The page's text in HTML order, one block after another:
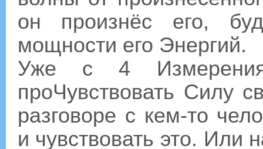
он произнёс его,
мощности его Энергий.
Уже с 4
проЧувствовать Силу
разговоре с кем-то
и чувствовать это. Или